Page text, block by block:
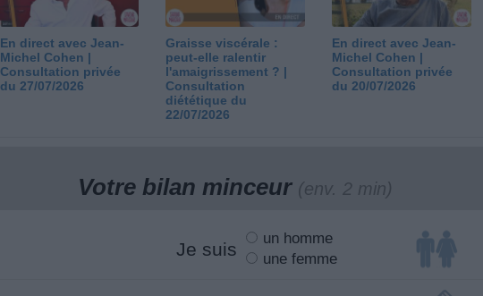
En direct avec Jean-
Michel Cohen |
Consultation privée
du 27/07/2026
Graisse viscérale :
peut-elle ralentir
l'amaigrissement ? |
Consultation
diététique du
22/07/2026
En direct avec Jean-
Michel Cohen |
Consultation privée
du 20/07/2026
Votre bilan minceur (env. 2 min)
Je suis
un homme
une femme